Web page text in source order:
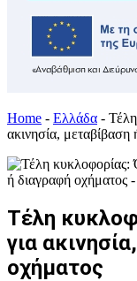
Home - Ελλάδα -
ακινησία,
Τέλη
για
οχήματος